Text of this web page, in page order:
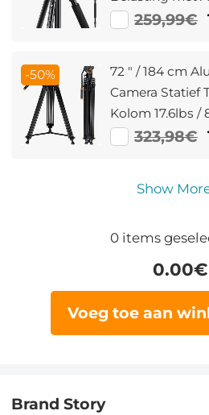
Monopod voor
259,99€
-50%
72 " / 184 cm
Camera Statief
Kolom 17.6lbs /
Voor DSLR
323,98€
Show
0items
0.00€
Voeg toe aan
Brand Story